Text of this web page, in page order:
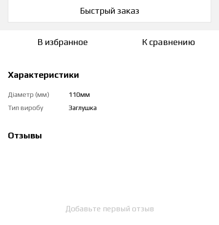
Быстрый заказ
В избранное К сравнению
Характеристики
Діаметр (мм)
110мм
Тип виробу
Заглушка
Отзывы
Добавьте первый отзыв